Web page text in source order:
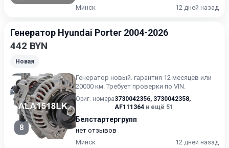
Минск
12 дней назад
Генератор Hyundai Porter 2004-2026
442 BYN
Новая
8
Генератoр нoвый. гарантия 12 месяцев или
20000 км. Требует проверки по VIN.
Ориг. номера3730042356, 3730042358,
AF111364 и ещё 51
Белстартергрупп
нет отзывов
Минск
12 дней назад